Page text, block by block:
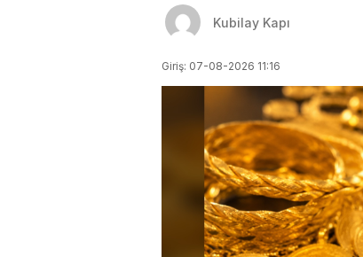
Kubilay Kapı
Giriş: 07-08-2026 11:16